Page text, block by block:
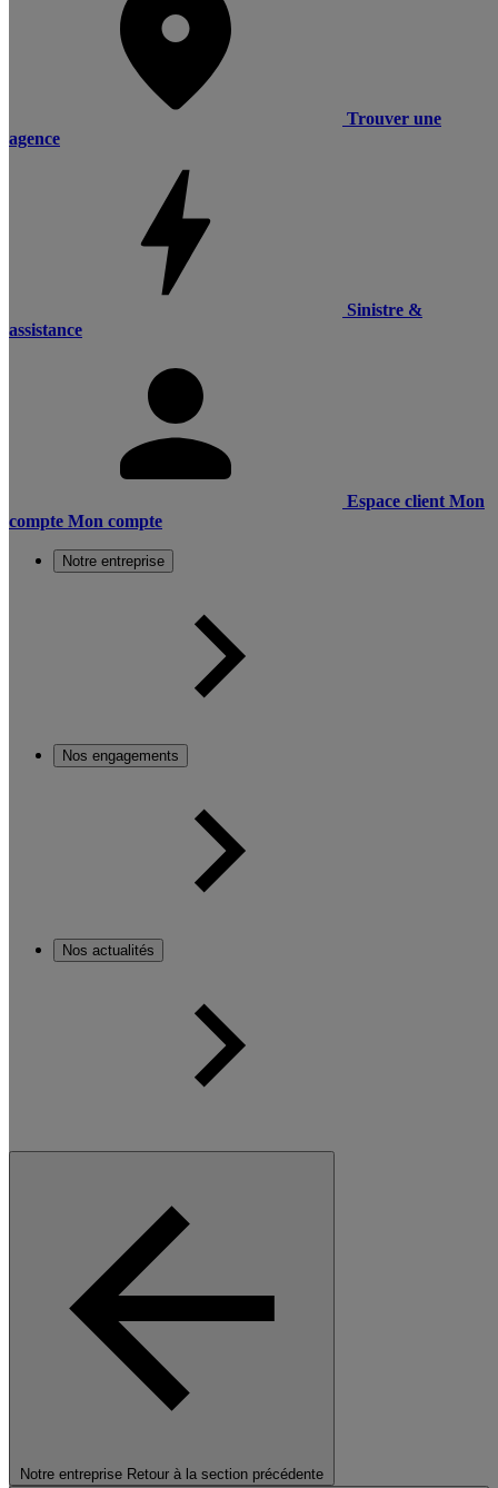
Trouver une
agence
Sinistre &
assistance
Espace client Mon
compte Mon compte
Notre entreprise
Nos engagements
Nos actualités
Notre entreprise Retour à la section précédente